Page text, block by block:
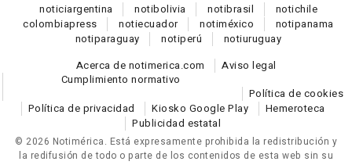
noticiargentina notibolivia notibrasil notichile
colombiapress notiecuador notiméxico notipanama
notiparaguay notiperú notiuruguay
Acerca de notimerica.com
Aviso legal
Cumplimiento normativo
Política de cookies
Política de privacidad
Kiosko Google Play
Hemeroteca
Publicidad estatal
© 2026 Notimérica. Está expresamente prohibida la redistribución y
la redifusión de todo o parte de los contenidos de esta web sin su